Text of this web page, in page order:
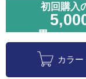
初回購入
カラ